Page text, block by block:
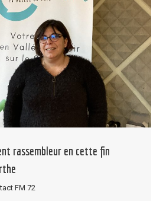
rassembleur en cette fin
FM 72